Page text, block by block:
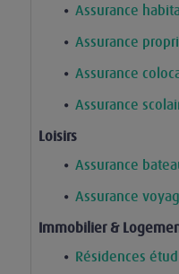
Assurance
Assurance
Assurance
Assurance
Loisirs
Assurance
Assurance
Immobilier &
Résidences